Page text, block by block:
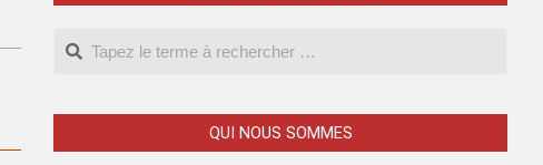
QUI NOUS SOMMES